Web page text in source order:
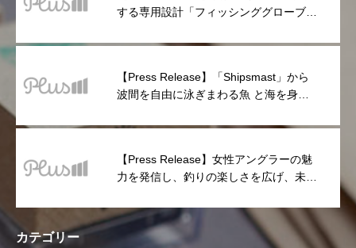
する専用設計「フィッシンググローブ
【Press Release】「Shipsmast」から
波間を自由に泳ぎまわる魚 と海を身に
Dry」シリーズが新登場
【Press Release】女性アングラーの魅
力を発信し、釣りの楽しさを広げ、未来
「Shipsmaster Project」参加者募集
カテゴリー